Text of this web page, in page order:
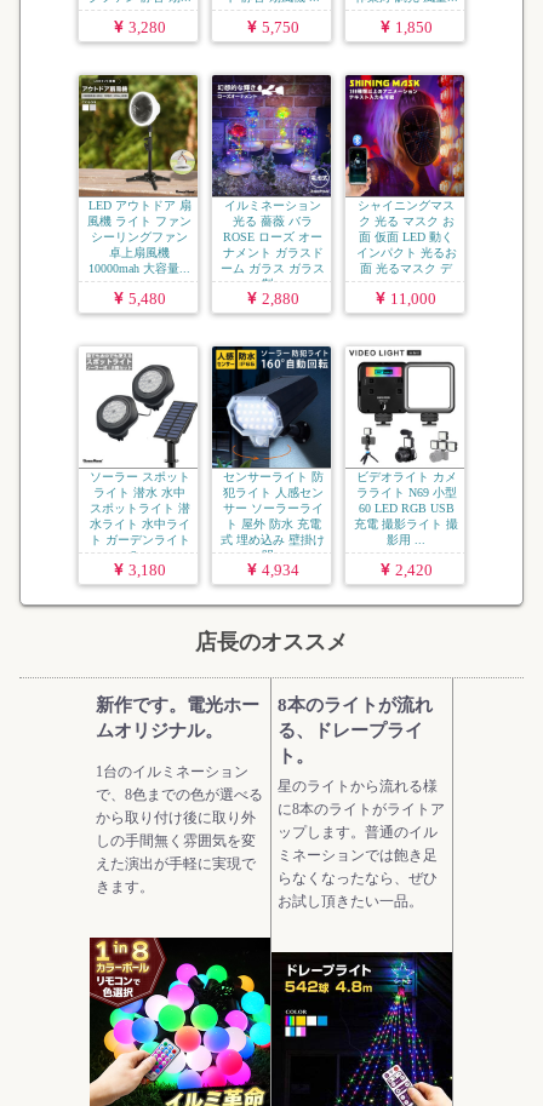
3,280 5,750 1,850
LED アウトドア 扇
風機 ライト ファン
シーリングファン
卓上扇風機
10000mah 大容量...
5,480
イルミネーション
光る 薔薇 バラ
ROSE ローズ オー
ナメント ガラスド
ーム ガラス ガラス
製...
2,880
シャイニングマス
ク 光る マスク お
面 仮面 LED 動く
インパクト 光るお
面 光るマスク デ
ォ...
11,000
ソーラー スポット
ライト 潜水 水中
スポットライト 潜
水ライト 水中ライ
ト ガーデンライト
2...
3,180
センサーライト 防
犯ライト 人感セン
サー ソーラーライ
ト 屋外 防水 充電
式 埋め込み 壁掛け
明...
4,934
ビデオライト カメ
ラライト N69 小型
60 LED RGB USB
充電 撮影ライト 撮
影用 ...
2,420
店長のオススメ
新作です。電光ホー
ムオリジナル。
1台のイルミネーション
で、8色までの色が選べる
から取り付け後に取り外
しの手間無く雰囲気を変
えた演出が手軽に実現で
きます。
8本のライトが流れ
る、ドレープライ
ト。
星のライトから流れる様
に8本のライトがライトア
ップします。普通のイル
ミネーションでは飽き足
らなくなったなら、ぜひ
お試し頂きたい一品。